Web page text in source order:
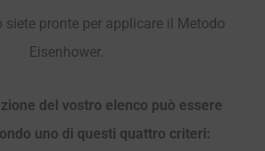
siete pronte per applicare il Metodo
Eisenhower.
del vostro elenco può essere
uno di questi quattro criteri: